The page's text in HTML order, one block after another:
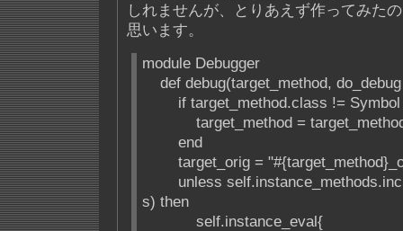
しれませんが、とりあえず作ってみた
思います。
module Debugger
def debug(target_method,
if target_method.class != Symbol
target_method =
end
target_orig =
unless
s) then
self.instance_eval{